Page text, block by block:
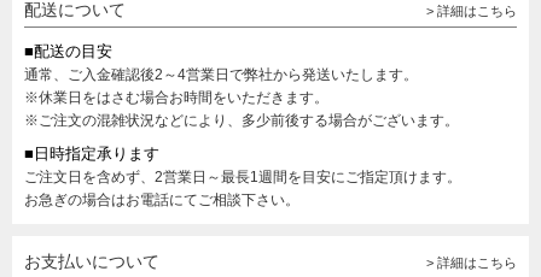
配送について > 詳細はこちら
■配送の目安
通常、ご入金確認後2～4営業日で弊社から発送いたします。
※休業日をはさむ場合お時間をいただきます。
※ご注文の混雑状況などにより、多少前後する場合がございます。
■日時指定承ります
ご注文日を含めず、2営業日～最長1週間を目安にご指定頂けます。
お急ぎの場合はお電話にてご相談下さい。
お支払いについて > 詳細はこちら